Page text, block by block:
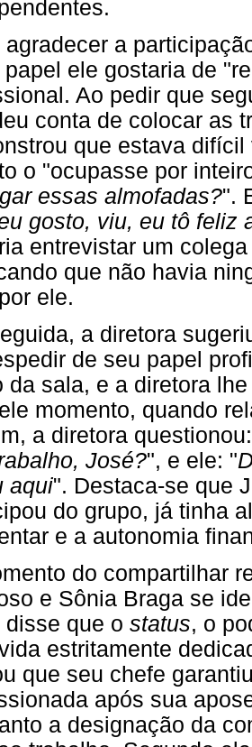
agradecer a
papel ele gostaria de
Ao pedir que
conta de colocar as
que estava
o "ocupasse por
essas almofadas?".
gosto, viu, eu tô feliz
entrevistar um
que não havia
ele.
a diretora
de seu papel
da sala, e a diretora
momento, quando
a diretora
José?", e ele: "
aqui". Destaca-se que
do grupo, já tinha
e a autonomia
do compartilhar
e Sônia Braga se
disse que o status, o
estritamente
que seu chefe
após sua
a designação da